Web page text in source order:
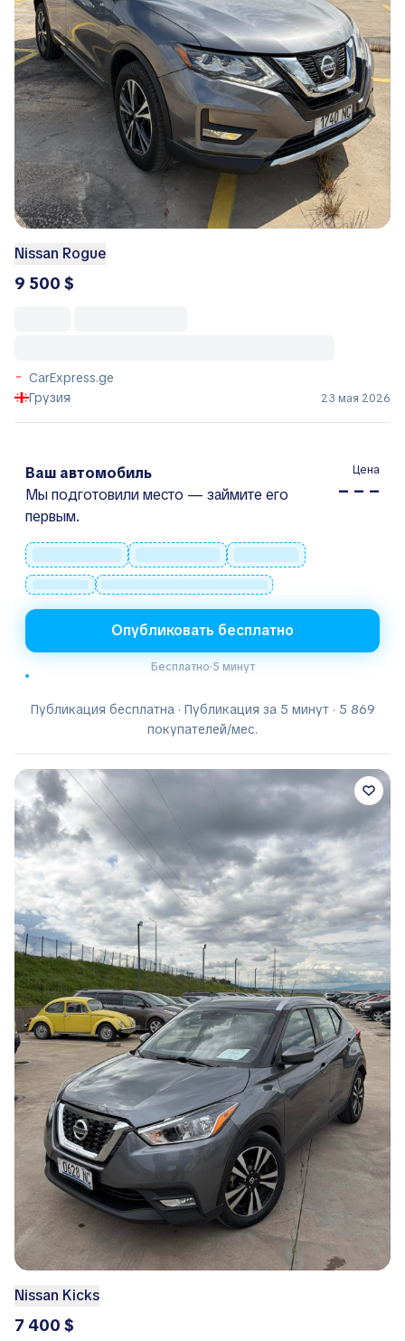
Nissan Rogue
9 500 $
CarExpress.ge
Грузия
23 мая 2026
Ваш автомобиль
Мы подготовили место — займите его
первым.
Цена
– – –
Опубликовать бесплатно
Бесплатно·5 минут
Публикация бесплатна · Публикация за 5 минут · 5 869
покупателей/мес.
Nissan Kicks
7 400 $